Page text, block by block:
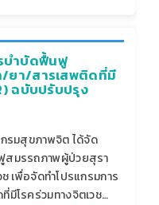
บำบัดฟื้นฟู
/ยา/สารเสพติดที่มี
ฉบับปรับปรุง
รมสุขภาพจิต ได้จัด
สมรรถภาพผู้ป่วยสุรา
เพื่อจัดทำโปรแกรมการ
มีโรคร่วมทางจิตเวช…